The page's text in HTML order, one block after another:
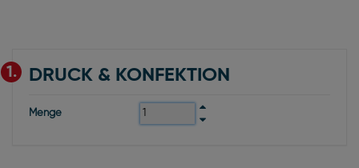
1. DRUCK & KONFEKTION
Menge